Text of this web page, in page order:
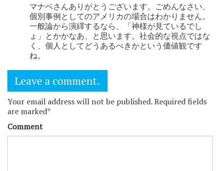
マナベさんありがとうございます。ごめんなさい、
個別事例としてのアメリカの場合はわかりません。
一般論から演繹するなら、「神様が見ているでし
ょ」とかかなあ、と思います。社会的な視点ではな
く、個人としてどうあるべきかという価値観です
ね。
Leave a comment.
Your email address will not be published. Required fields
are marked*
Comment